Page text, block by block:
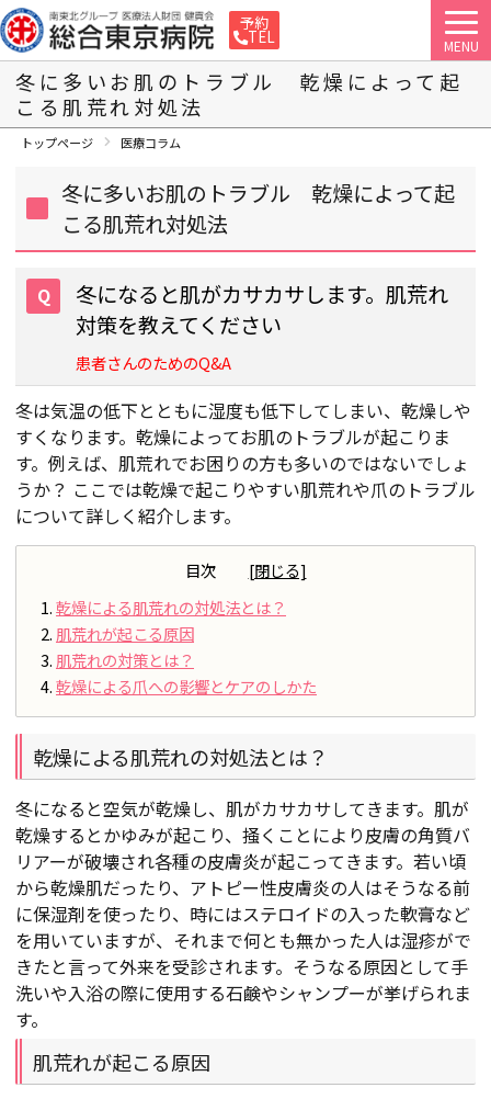
予約
TEL MENU
冬に多いお肌のトラブル 乾燥によって起
こる肌荒れ対処法
トップページ 医療コラム
冬に多いお肌のトラブル 乾燥によって起
こる肌荒れ対処法
冬になると肌がカサカサします。肌荒れ
対策を教えてください
患者さんのためのQ&A
冬は気温の低下とともに湿度も低下してしまい、乾燥しや
すくなります。乾燥によってお肌のトラブルが起こりま
す。例えば、肌荒れでお困りの方も多いのではないでしょ
うか？ ここでは乾燥で起こりやすい肌荒れや爪のトラブル
について詳しく紹介します。
目次
乾燥による肌荒れの対処法とは？
肌荒れが起こる原因
肌荒れの対策とは？
乾燥による爪への影響とケアのしかた
乾燥による肌荒れの対処法とは？
冬になると空気が乾燥し、肌がカサカサしてきます。肌が
乾燥するとかゆみが起こり、掻くことにより皮膚の角質バ
リアーが破壊され各種の皮膚炎が起こってきます。若い頃
から乾燥肌だったり、アトピー性皮膚炎の人はそうなる前
に保湿剤を使ったり、時にはステロイドの入った軟膏など
を用いていますが、それまで何とも無かった人は湿疹がで
きたと言って外来を受診されます。そうなる原因として手
洗いや入浴の際に使用する石鹸やシャンプーが挙げられま
す。
肌荒れが起こる原因